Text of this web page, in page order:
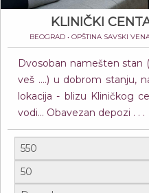
KLINIČKI
BEOGRAD • OPŠTINA SAVSKI
Dvosoban namešten stan
veš ....) u dobrom stanju,
lokacija - blizu Kliničkog
vodi... Obavezan depozi . . .